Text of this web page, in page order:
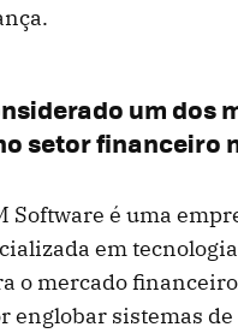
um dos
setor financeiro
Software é uma
em
o mercado
englobar sistemas